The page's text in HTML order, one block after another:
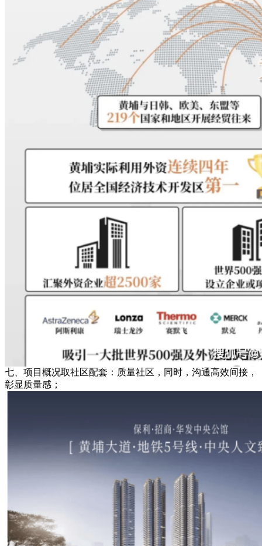
七、项目概况取社区配套：质量社区，同时，沟通高效间接，
彰显质量感；